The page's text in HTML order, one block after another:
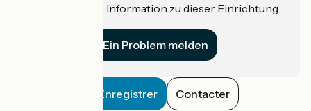
Haben Sie eine Information zu dieser Einrichtung
Ein Problem melden
Enregistrer Contacter